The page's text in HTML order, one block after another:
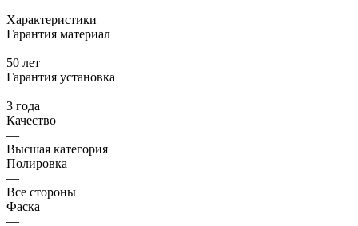
Характеристики
Гарантия материал
—
50 лет
Гарантия установка
—
3 года
Качество
—
Высшая категория
Полировка
—
Все стороны
Фаска
—